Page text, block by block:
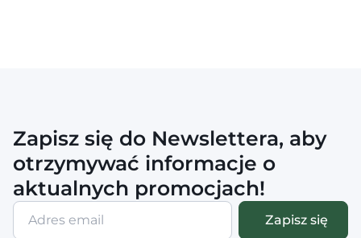
Zapisz się do Newslettera, aby
otrzymywać informacje o
aktualnych promocjach!
Adres
email
Zapisz się